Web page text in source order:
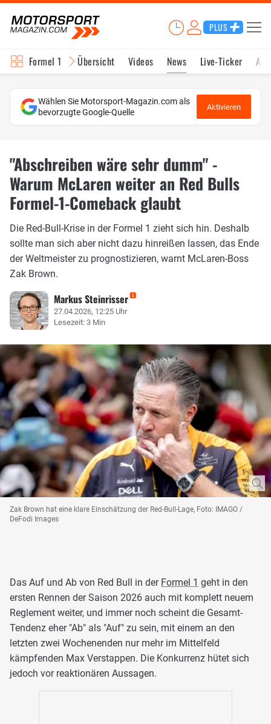
PLUS
Formel 1 Übersicht Videos News Live-Ticker
Wählen Sie Motorsport-Magazin.com als
bevorzugte Google-Quelle
Aktivieren
"Abschreiben wäre sehr dumm" -
Warum McLaren weiter an Red Bulls
Formel-1-Comeback glaubt
Die Red-Bull-Krise in der Formel 1 zieht sich hin. Deshalb
sollte man sich aber nicht dazu hinreißen lassen, das Ende
der Weltmeister zu prognostizieren, warnt McLaren-Boss
Zak Brown.
Markus Steinrisser
27.04.2026, 12:25 Uhr
Lesezeit: 3 Min
Zak Brown hat eine klare Einschätzung der Red-Bull-Lage, Foto: IMAGO /
DeFodi Images
Das Auf und Ab von Red Bull in der Formel 1 geht in den
ersten Rennen der Saison 2026 auch mit komplett neuem
Reglement weiter, und immer noch scheint die Gesamt-
Tendenz eher "Ab" als "Auf" zu sein, mit einem an den
letzten zwei Wochenenden nur mehr im Mittelfeld
kämpfenden Max Verstappen. Die Konkurrenz hütet sich
jedoch vor reaktionären Aussagen.